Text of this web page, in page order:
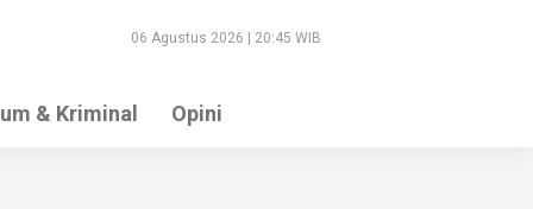
06 Agustus 2026 | 20:45 WIB
& Kriminal Opini